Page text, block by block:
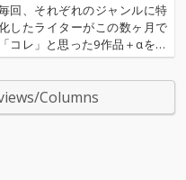
月)──松島広人（NordOst）
回、それぞれのジャンルに特
したライターがこの数ヶ月で
「コレ」と思った9作品＋αを紹
するコーナー。ノーウェー
・バンドAIZのWeird Instrum
担当/ライターのNord Ost
松島広人）が、2020年のムー
Columns